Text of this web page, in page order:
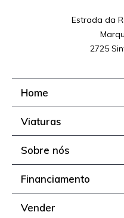
Estrada da
2725
Home
Viaturas
Sobre nós
Financiamento
Vender